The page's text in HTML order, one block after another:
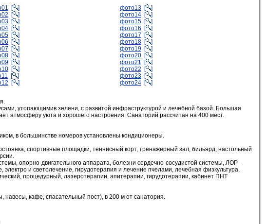
[
]
[
]
[
]
[
]
[
]
[
]
[
]
[
]
[
]
[
]
[
]
[ ]
фото13 [
]
фото14 [
]
фото15 [
]
фото16 [
]
фото17 [
]
фото18 [
]
фото19 [
]
фото20 [
]
фото21 [
]
фото22 [
]
фото23 [
]
фото24 [ ]
утопающимив зелени, с развитой инфраструктурой и лечебной базой. Большая
атмосферу уюта и хорошего настроения. Санаторий рассчитан на 400 мест.
в большинстве номеров установлены кондиционеры.
спортивные площадки, теннисный корт, тренажерный зал, бильярд, настольный
опорно-двигательного аппарата, болезни сердечно-сосудистой системы, ЛОР-
и светолечение, гирудотерапия и лечение пчелами, лечебная физкультура.
процедурный, лазеротерапии, апитерапии, гирудотерапии, кабинет ПНТ
кафе, спасательный пост), в 200 м от санатория.